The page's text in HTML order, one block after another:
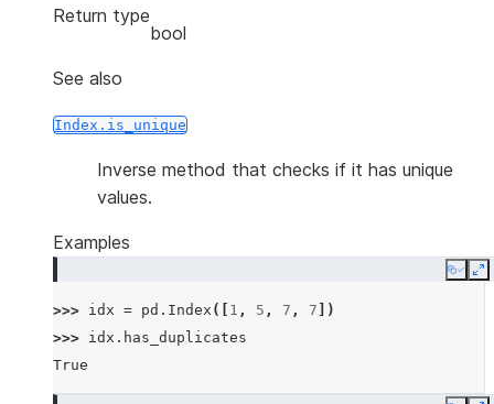
Return type
bool
See also
Index.is_unique
Inverse method that checks if it has unique
values.
Examples
Copy
>>> idx = pd . Index ([ 1 , 5 , 7 , 7 ])
>>> idx . has_duplicates
True